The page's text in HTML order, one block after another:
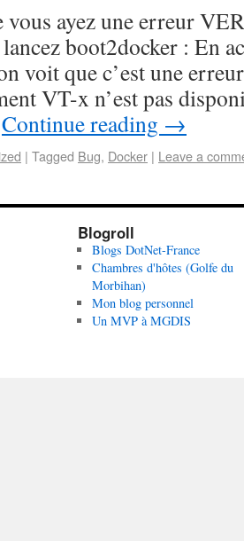
vous ayez une erreur
boot2docker : En
voit que c’est une
VT-x n’est pas
Continue reading →
| Tagged Bug, Docker | Leave a
Blogroll
Blogs DotNet-France
Chambres d'hôtes (Golfe du
Morbihan)
Mon blog personnel
Un MVP à MGDIS